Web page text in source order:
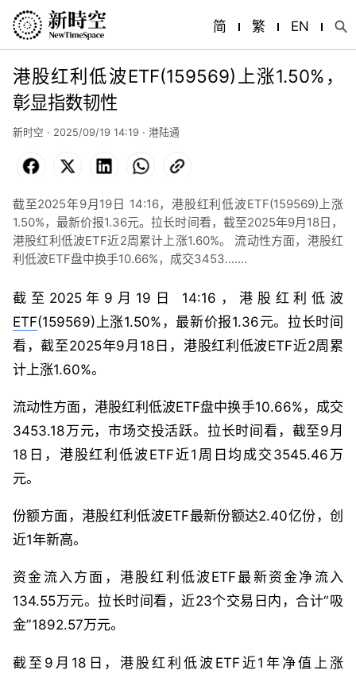
简 繁 EN
港股红利低波ETF(159569)上涨1.50%，
彰显指数韧性
新时空 · 2025/09/19 14:19 · 港陆通
Facebook LinkedIn WhatsApp
截至2025年9月19日 14:16，港股红利低波ETF(159569)上涨
1.50%，最新价报1.36元。拉长时间看，截至2025年9月18日，
港股红利低波ETF近2周累计上涨1.60%。 流动性方面，港股红
利低波ETF盘中换手10.66%，成交3453.......
截至2025年9月19日 14:16，港股红利低波
ETF(159569)上涨1.50%，最新价报1.36元。拉长时间
看，截至2025年9月18日，港股红利低波ETF近2周累
计上涨1.60%。
流动性方面，港股红利低波ETF盘中换手10.66%，成交
3453.18万元，市场交投活跃。拉长时间看，截至9月
18日，港股红利低波ETF近1周日均成交3545.46万
元。
份额方面，港股红利低波ETF最新份额达2.40亿份，创
近1年新高。
资金流入方面，港股红利低波ETF最新资金净流入
134.55万元。拉长时间看，近23个交易日内，合计“吸
金”1892.57万元。
截至9月18日，港股红利低波ETF近1年净值上涨